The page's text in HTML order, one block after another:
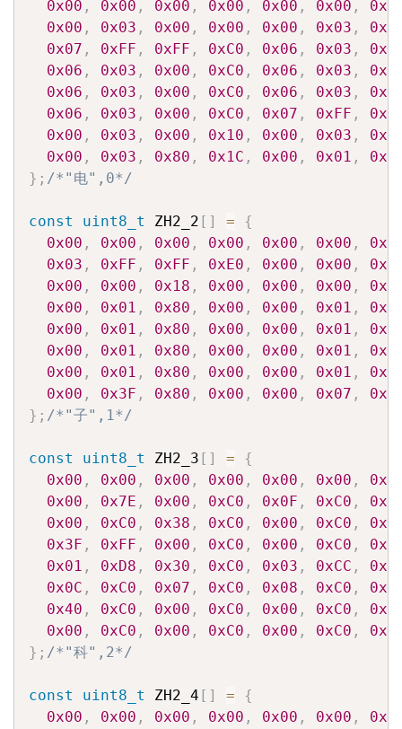
0x00 , 0x00 , 0x00 , 0x00 , 0x00 , 0x00 ,
0x00 , 0x03 , 0x00 , 0x00 , 0x00 , 0x03 ,
0x07 , 0xFF , 0xFF , 0xC0 , 0x06 , 0x03 ,
0x06 , 0x03 , 0x00 , 0xC0 , 0x06 , 0x03 ,
0x06 , 0x03 , 0x00 , 0xC0 , 0x06 , 0x03 ,
0x06 , 0x03 , 0x00 , 0xC0 , 0x07 , 0xFF ,
0x00 , 0x03 , 0x00 , 0x10 , 0x00 , 0x03 ,
0x00 , 0x03 , 0x80 , 0x1C , 0x00 , 0x01 ,
} ; /*"电",0*/
const uint8_t ZH2_2 [ ] =
{
0x00 , 0x00 , 0x00 , 0x00 , 0x00 , 0x00 ,
0x03 , 0xFF , 0xFF , 0xE0 , 0x00 , 0x00 ,
0x00 , 0x00 , 0x18 , 0x00 , 0x00 , 0x00 ,
0x00 , 0x01 , 0x80 , 0x00 , 0x00 , 0x01 ,
0x00 , 0x01 , 0x80 , 0x00 , 0x00 , 0x01 ,
0x00 , 0x01 , 0x80 , 0x00 , 0x00 , 0x01 ,
0x00 , 0x01 , 0x80 , 0x00 , 0x00 , 0x01 ,
0x00 , 0x3F , 0x80 , 0x00 , 0x00 , 0x07 ,
} ; /*"子",1*/
const uint8_t ZH2_3 [ ] =
{
0x00 , 0x00 , 0x00 , 0x00 , 0x00 , 0x00 ,
0x00 , 0x7E , 0x00 , 0xC0 , 0x0F , 0xC0 ,
0x00 , 0xC0 , 0x38 , 0xC0 , 0x00 , 0xC0 ,
0x3F , 0xFF , 0x00 , 0xC0 , 0x00 , 0xC0 ,
0x01 , 0xD8 , 0x30 , 0xC0 , 0x03 , 0xCC ,
0x0C , 0xC0 , 0x07 , 0xC0 , 0x08 , 0xC0 ,
0x40 , 0xC0 , 0x00 , 0xC0 , 0x00 , 0xC0 ,
0x00 , 0xC0 , 0x00 , 0xC0 , 0x00 , 0xC0 ,
} ; /*"科",2*/
const uint8_t ZH2_4 [ ] =
{
0x00 , 0x00 , 0x00 , 0x00 , 0x00 , 0x00 ,